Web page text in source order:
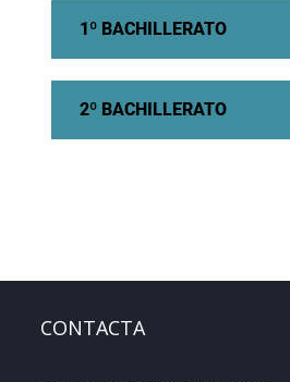
1º BACHILLERATO
2º BACHILLERATO
CONTACTA